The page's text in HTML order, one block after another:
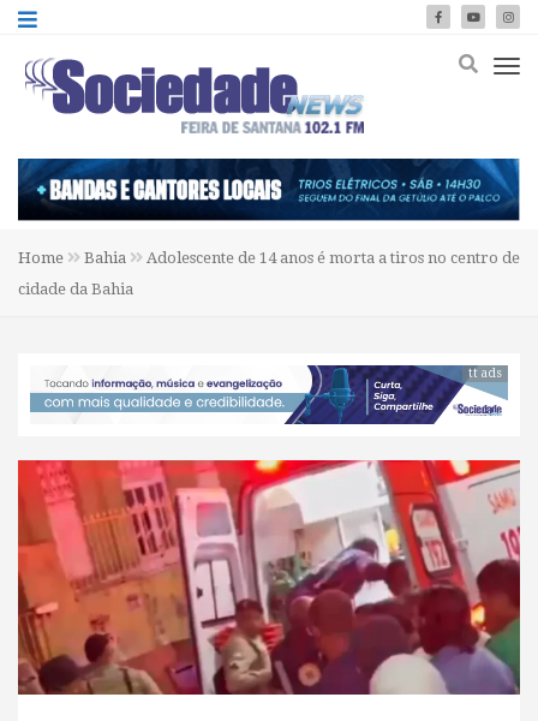
Home Bahia
Adolescente de 14 anos é morta a tiros no centro de
cidade da Bahia
tt ads